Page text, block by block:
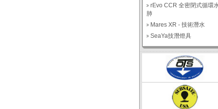
rEvo CCR 全密閉式循環
肺
Mares XR - 技術潛水
SeaYa技潛燈具